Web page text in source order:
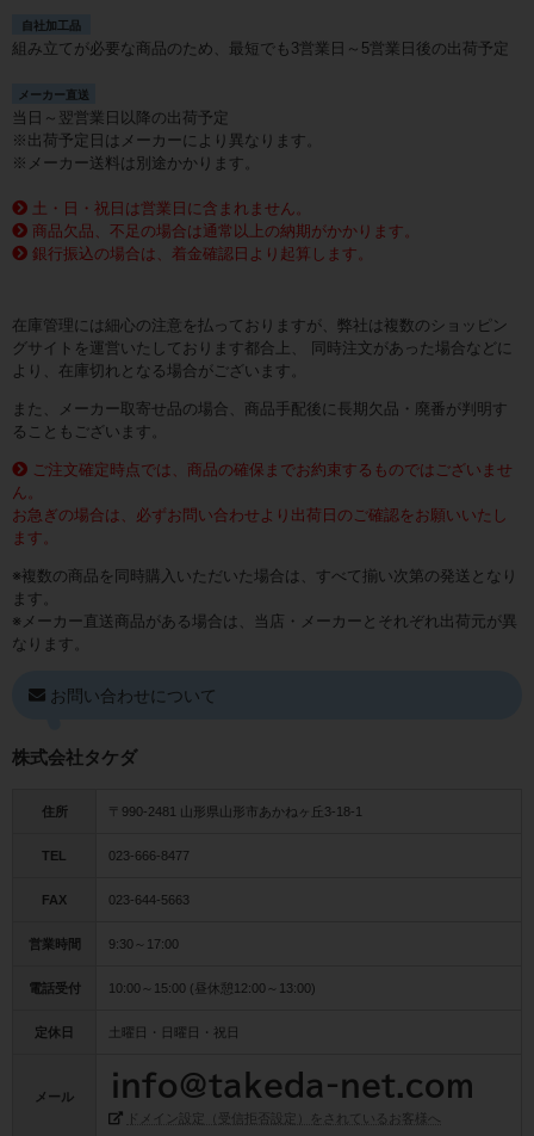
自社加工品
組み立てが必要な商品のため、最短でも3営業日～5営業日後の出荷予定
メーカー直送
当日～翌営業日以降の出荷予定
※出荷予定日はメーカーにより異なります。
※メーカー送料は別途かかります。
土・日・祝日は営業日に含まれません。
商品欠品、不足の場合は通常以上の納期がかかります。
銀行振込の場合は、着金確認日より起算します。
在庫管理には細心の注意を払っておりますが、弊社は複数のショッピン
グサイトを運営いたしております都合上、 同時注文があった場合などに
より、在庫切れとなる場合がございます。
また、メーカー取寄せ品の場合、商品手配後に長期欠品・廃番が判明す
ることもございます。
ご注文確定時点では、商品の確保までお約束するものではございませ
ん。
お急ぎの場合は、必ずお問い合わせより出荷日のご確認をお願いいたし
ます。
※複数の商品を同時購入いただいた場合は、すべて揃い次第の発送となり
ます。
※メーカー直送商品がある場合は、当店・メーカーとそれぞれ出荷元が異
なります。
お問い合わせについて
株式会社タケダ
住所 〒990-2481 山形県山形市あかねヶ丘3-18-1
TEL 023-666-8477
FAX 023-644-5663
営業時間 9:30～17:00
電話受付 10:00～15:00 (昼休憩12:00～13:00)
定休日 土曜日・日曜日・祝日
メール
ドメイン設定（受信拒否設定）をされているお客様へ